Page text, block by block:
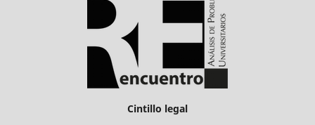
Cintillo legal